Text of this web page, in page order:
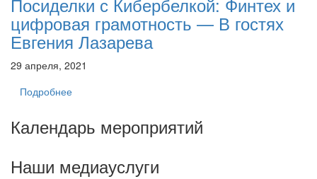
цифровая грамотность — В гостях
Евгения Лазарева
29 апреля, 2021
Подробнее
Календарь мероприятий
Наши медиауслуги